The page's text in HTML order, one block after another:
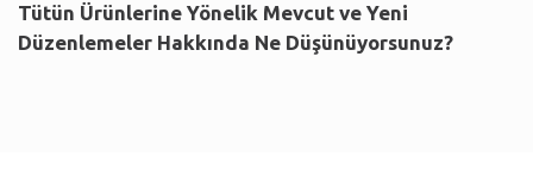
Tütün Ürünlerine Yönelik Mevcut ve Yeni
Düzenlemeler Hakkında Ne Düşünüyorsunuz?